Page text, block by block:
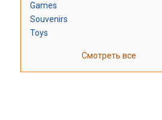
Games
Souvenirs
Toys
Смотреть все